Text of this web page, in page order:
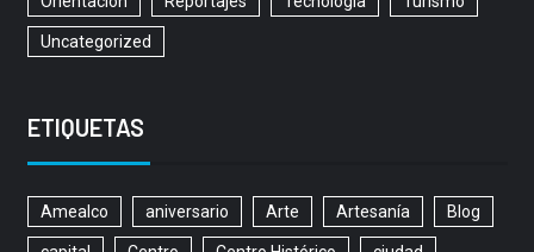
Uncategorized
ETIQUETAS
Amealco aniversario Arte Artesanía Blog